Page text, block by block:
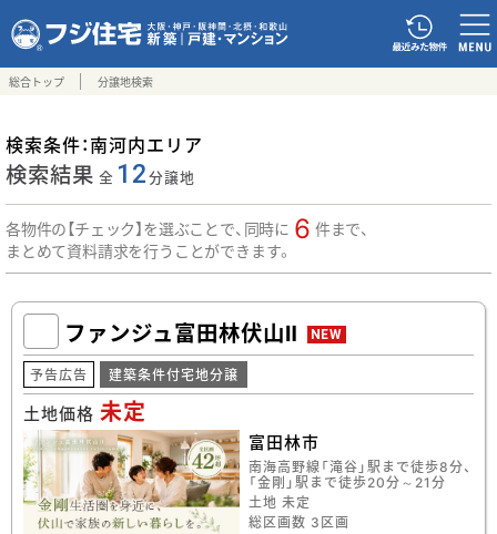
総合トップ 分譲地検索
検索条件：南河内エリア
検索結果 全 12分譲地
各物件の【チェック】を選ぶことで、同時に 6 件まで、
まとめて資料請求を行うことができます。
ファンジュ富田林伏山Ⅱ NEW
予告広告 建築条件付宅地分譲
土地価格 未定
富田林市
南海高野線「滝谷」駅まで徒歩8分、
「金剛」駅まで徒歩20分～21分
土地 未定
総区画数 3区画